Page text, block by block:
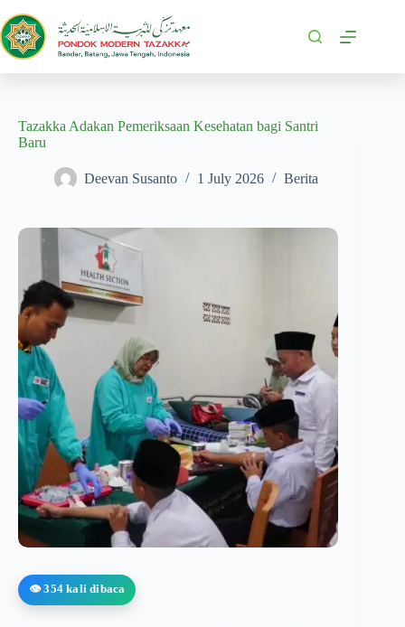
Tazakka Adakan Pemeriksaan Kesehatan bagi Santri
Baru
Deevan Susanto 1 July 2026 Berita
👁️ 354 kali dibaca